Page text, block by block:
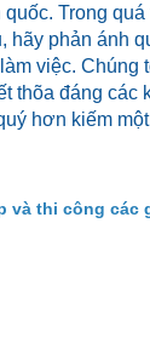
Trong
hãy phản ánh
việc. Chúng
thõa đáng các
hơn kiếm
và thi công